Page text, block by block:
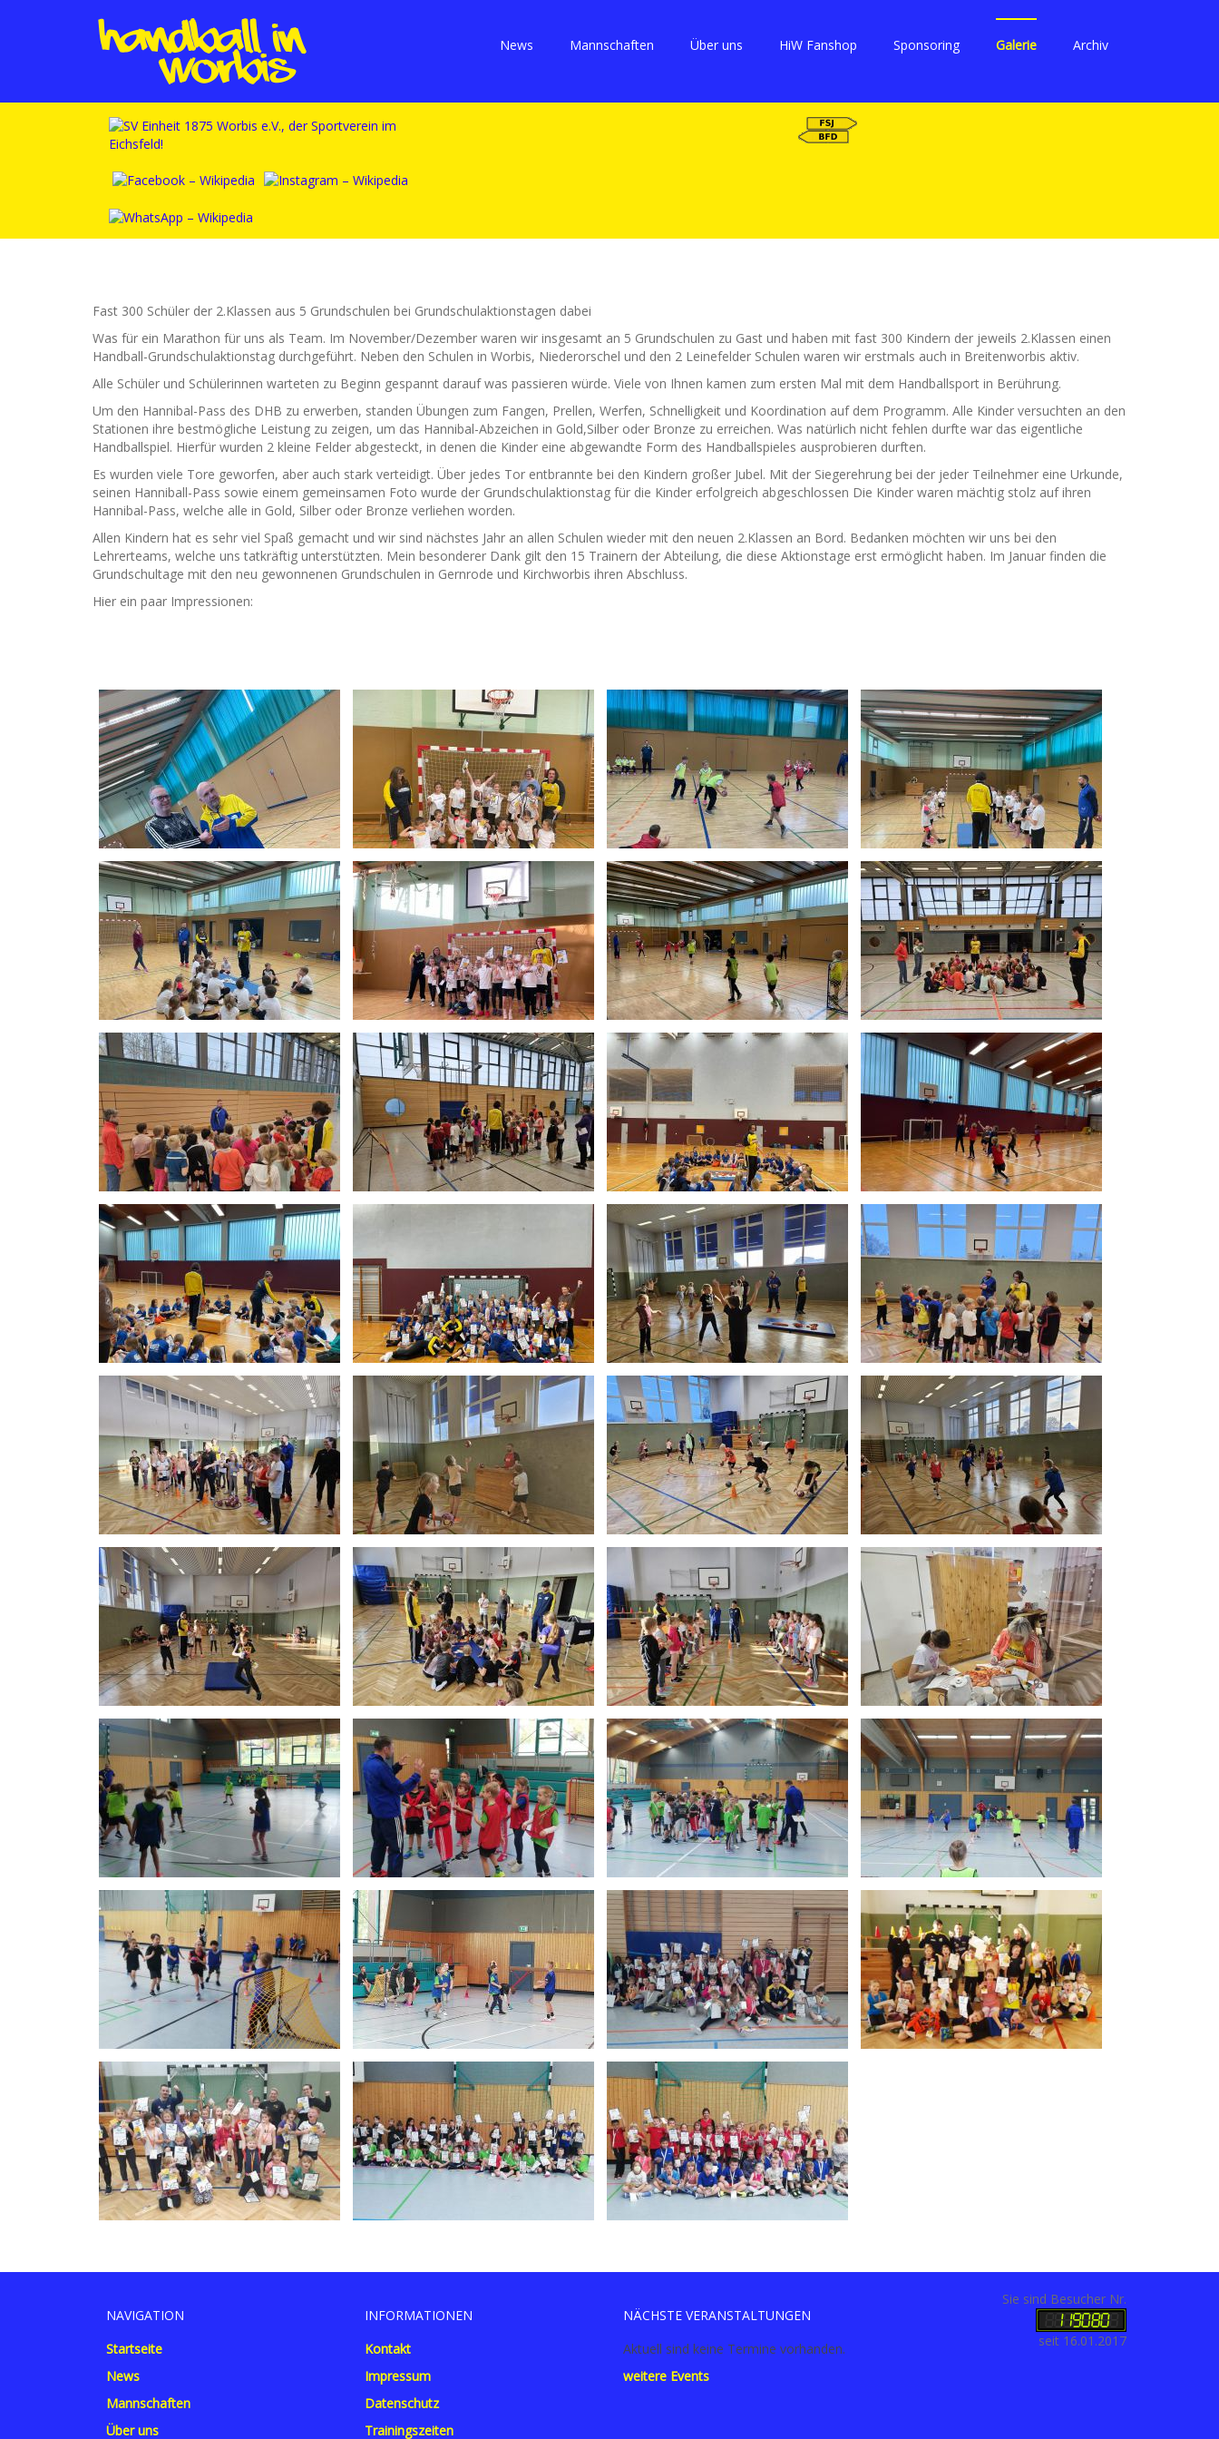
News Mannschaften Über uns HiW Fanshop Sponsoring Galerie Archiv
Fast 300 Schüler der 2.Klassen aus 5 Grundschulen bei Grundschulaktionstagen dabei
Was für ein Marathon für uns als Team. Im November/Dezember waren wir insgesamt an 5 Grundschulen zu Gast und haben mit fast 300 Kindern der jeweils 2.Klassen einen
Handball-Grundschulaktionstag durchgeführt. Neben den Schulen in Worbis, Niederorschel und den 2 Leinefelder Schulen waren wir erstmals auch in Breitenworbis aktiv.
Alle Schüler und Schülerinnen warteten zu Beginn gespannt darauf was passieren würde. Viele von Ihnen kamen zum ersten Mal mit dem Handballsport in Berührung.
Um den Hannibal-Pass des DHB zu erwerben, standen Übungen zum Fangen, Prellen, Werfen, Schnelligkeit und Koordination auf dem Programm. Alle Kinder versuchten an den
Stationen ihre bestmögliche Leistung zu zeigen, um das Hannibal-Abzeichen in Gold,Silber oder Bronze zu erreichen. Was natürlich nicht fehlen durfte war das eigentliche
Handballspiel. Hierfür wurden 2 kleine Felder abgesteckt, in denen die Kinder eine abgewandte Form des Handballspieles ausprobieren durften.
Es wurden viele Tore geworfen, aber auch stark verteidigt. Über jedes Tor entbrannte bei den Kindern großer Jubel. Mit der Siegerehrung bei der jeder Teilnehmer eine Urkunde,
seinen Hanniball-Pass sowie einem gemeinsamen Foto wurde der Grundschulaktionstag für die Kinder erfolgreich abgeschlossen Die Kinder waren mächtig stolz auf ihren
Hannibal-Pass, welche alle in Gold, Silber oder Bronze verliehen worden.
Allen Kindern hat es sehr viel Spaß gemacht und wir sind nächstes Jahr an allen Schulen wieder mit den neuen 2.Klassen an Bord. Bedanken möchten wir uns bei den
Lehrerteams, welche uns tatkräftig unterstützten. Mein besonderer Dank gilt den 15 Trainern der Abteilung, die diese Aktionstage erst ermöglicht haben. Im Januar finden die
Grundschultage mit den neu gewonnenen Grundschulen in Gernrode und Kirchworbis ihren Abschluss.
Hier ein paar Impressionen:
NAVIGATION
Startseite
News
Mannschaften
Über uns
INFORMATIONEN
Kontakt
Impressum
Datenschutz
Trainingszeiten
NÄCHSTE VERANSTALTUNGEN
Aktuell sind keine Termine vorhanden.
weitere Events
Sie sind Besucher Nr.
seit 16.01.2017